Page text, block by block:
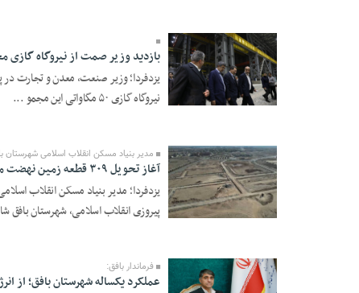
15 Bahman 1404 -
بازدید وزیر صمت از نیروگاه گازی
یزدفردا؛ وزیر صنعت، معدن و تجارت در
نیروگاه گازی ۵۰ مگاواتی این مجمو ...
13 Bahman 1404 -
مدیر بنیاد مسکن انقلاب اسلامی شهرستان
آغاز تحویل ۳۰۹ قطعه زمین نهضت ملی مسکن و ۲۳۴ قطعه طرح جوانی جمعیت در بافق
یزدفردا؛ مدیر بنیاد مسکن انقلاب
پیروزی انقلاب اسلامی، شهرستان بافق
فرماندار بافق:
عملکرد یکساله شهرستان بافق؛ از